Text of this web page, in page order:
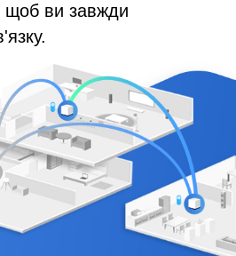
щоб ви завжди